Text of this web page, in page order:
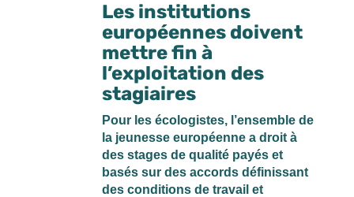
Les institutions
européennes doivent
mettre fin à
l’exploitation des
stagiaires
Pour les écologistes, l’ensemble de
la jeunesse européenne a droit à
des stages de qualité payés et
basés sur des accords définissant
des conditions de travail et